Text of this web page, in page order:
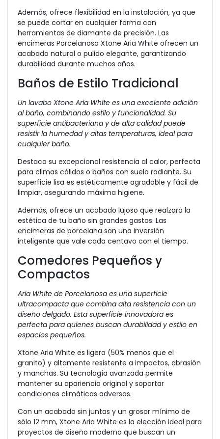
Además, ofrece flexibilidad en la instalación, ya que
se puede cortar en cualquier forma con
herramientas de diamante de precisión. Las
encimeras Porcelanosa Xtone Aria White ofrecen un
acabado natural o pulido elegante, garantizando
durabilidad durante muchos años.
Baños de Estilo Tradicional
Un lavabo Xtone Aria White es una excelente adición
al baño, combinando estilo y funcionalidad. Su
superficie antibacteriana y de alta calidad puede
resistir la humedad y altas temperaturas, ideal para
cualquier baño.
Destaca su excepcional resistencia al calor, perfecta
para climas cálidos o baños con suelo radiante. Su
superficie lisa es estéticamente agradable y fácil de
limpiar, asegurando máxima higiene.
Además, ofrece un acabado lujoso que realzará la
estética de tu baño sin grandes gastos. Las
encimeras de porcelana son una inversión
inteligente que vale cada centavo con el tiempo.
Comedores Pequeños y
Compactos
Aria White de Porcelanosa es una superficie
ultracompacta que combina alta resistencia con un
diseño delgado. Esta superficie innovadora es
perfecta para quienes buscan durabilidad y estilo en
espacios pequeños.
Xtone Aria White es ligera (50% menos que el
granito) y altamente resistente a impactos, abrasión
y manchas. Su tecnología avanzada permite
mantener su apariencia original y soportar
condiciones climáticas adversas.
Con un acabado sin juntas y un grosor mínimo de
sólo 12 mm, Xtone Aria White es la elección ideal para
proyectos de diseño moderno que buscan un